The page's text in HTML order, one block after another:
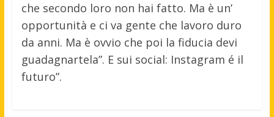
che secondo loro non hai fatto. Ma è un’
opportunità e ci va gente che lavoro duro
da anni. Ma è ovvio che poi la fiducia devi
guadagnartela”. E sui social: Instagram é il
futuro”.